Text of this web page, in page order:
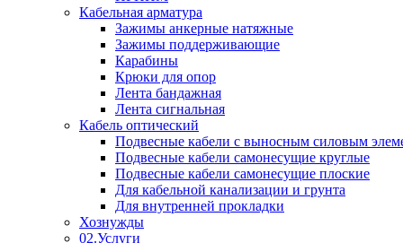
Кабельная арматура
Зажимы анкерные натяжные
Зажимы поддерживающие
Карабины
Крюки для опор
Лента бандажная
Лента сигнальная
Кабель оптический
Подвесные кабели с выносным силовым
Подвесные кабели самонесущие круглые
Подвесные кабели самонесущие плоские
Для кабельной канализации и грунта
Для внутренней прокладки
Хознужды
02.Услуги